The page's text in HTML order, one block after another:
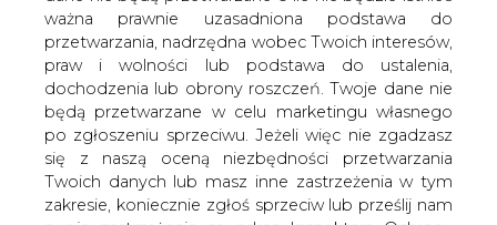
ważna prawnie uzasadniona podstawa do
przetwarzania, nadrzędna wobec Twoich interesów,
praw i wolności lub podstawa do ustalenia,
dochodzenia lub obrony roszczeń. Twoje dane nie
będą przetwarzane w celu marketingu własnego
po zgłoszeniu sprzeciwu. Jeżeli więc nie zgadzasz
się z naszą oceną niezbędności przetwarzania
Twoich danych lub masz inne zastrzeżenia w tym
zakresie, koniecznie zgłoś sprzeciw lub prześlij nam
potrzeb państw w Europie - przekazał w
rozmowie z agencją Interfax Ukraina
ambasador Niemiec na Ukrainie Ernst
Reichel. Jako przykład wymienił jedynie
Europę Południowo-Wschodnią -
poinformował BiznesAlert.pl,
- Niemiecki rząd ma pełną świadomość obaw Ukrainy
związanych z projektem Nord Stream 2 oraz stojącym za